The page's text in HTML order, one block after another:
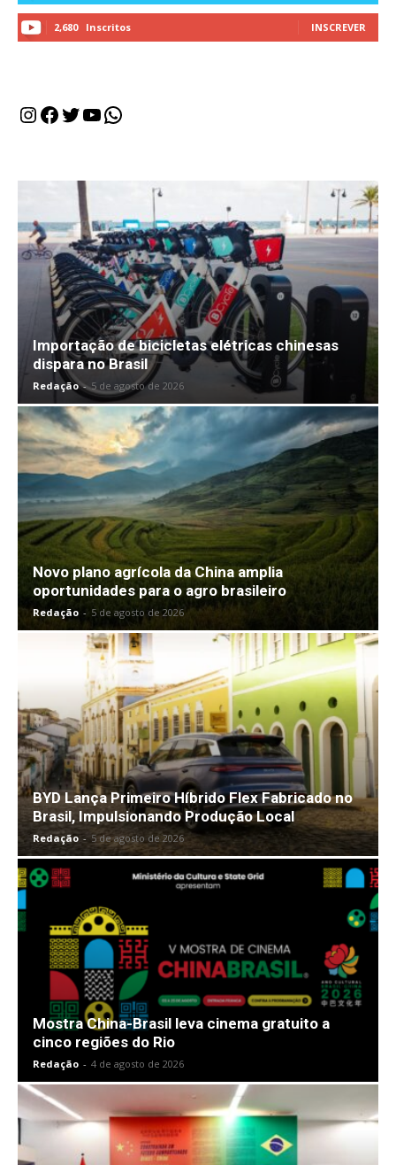
2,680 Inscritos INSCREVER
Instagram
Facebook
Twitter
Youtube
WhatsApp
Importação de bicicletas elétricas chinesas
dispara no Brasil
Redação - 5 de agosto de 2026
Novo plano agrícola da China amplia
oportunidades para o agro brasileiro
Redação - 5 de agosto de 2026
BYD Lança Primeiro Híbrido Flex Fabricado no
Brasil, Impulsionando Produção Local
Redação - 5 de agosto de 2026
Mostra China-Brasil leva cinema gratuito a
cinco regiões do Rio
Redação - 4 de agosto de 2026